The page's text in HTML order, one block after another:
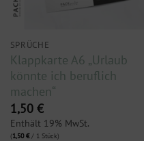
SPRÜCHE
Klappkarte A6 „Urlaub
könnte ich beruflich
machen“
1,50 €
Enthält 19% MwSt.
(1,50€/ 1 Stück)